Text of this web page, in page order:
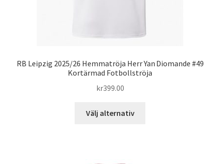
RB Leipzig 2025/26 Hemmatröja Herr Yan Diomande #49
Kortärmad Fotbollströja
kr399.00
Välj alternativ